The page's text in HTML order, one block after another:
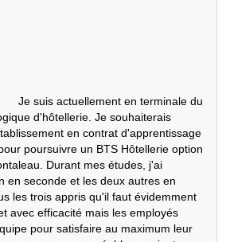
du
d'hôtellerie. Je souhaiterais
en contrat d'apprentissage
poursuivre un BTS Hôtellerie option
Durant mes études, j'ai
en seconde et les deux autres en
les trois appris qu'il faut évidemment
avec efficacité mais les employés
pour satisfaire au maximum leur